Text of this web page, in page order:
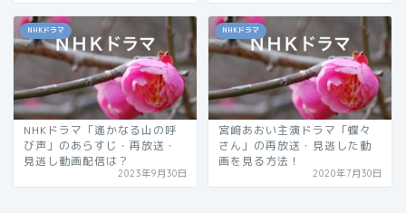
NHKドラマ
NHKドラマ「遙かなる山の呼
び声」のあらすじ・再放送・
見逃し動画配信は？
2023年9月30日
NHKドラマ
宮﨑あおい主演ドラマ「蝶々
さん」の再放送・見逃した動
画を見る方法！
2020年7月30日